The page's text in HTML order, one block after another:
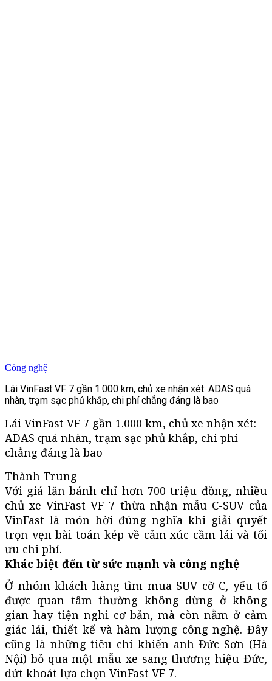
Công nghệ
Lái VinFast VF 7 gần 1.000 km, chủ xe nhận xét: ADAS quá
nhàn, trạm sạc phủ khắp, chi phí chẳng đáng là bao
Lái VinFast VF 7 gần 1.000 km, chủ xe nhận xét:
ADAS quá nhàn, trạm sạc phủ khắp, chi phí
chẳng đáng là bao
Thành Trung
Với giá lăn bánh chỉ hơn 700 triệu đồng, nhiều
chủ xe VinFast VF 7 thừa nhận mẫu C-SUV của
VinFast là món hời đúng nghĩa khi giải quyết
trọn vẹn bài toán kép về cảm xúc cầm lái và tối
ưu chi phí.
Khác biệt đến từ sức mạnh và công nghệ
Ở nhóm khách hàng tìm mua SUV cỡ C, yếu tố
được quan tâm thường không dừng ở không
gian hay tiện nghi cơ bản, mà còn nằm ở cảm
giác lái, thiết kế và hàm lượng công nghệ. Đây
cũng là những tiêu chí khiến anh Đức Sơn (Hà
Nội) bỏ qua một mẫu xe sang thương hiệu Đức,
dứt khoát lựa chọn VinFast VF 7.